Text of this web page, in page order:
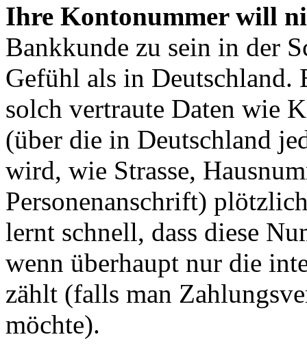
Ihre Kontonummer will
Bankkunde zu sein in der
Gefühl als in Deutschland.
solch vertraute Daten wie
(über die in Deutschland
wird, wie Strasse,
Personenanschrift)
lernt schnell, dass diese
wenn überhaupt nur die
zählt (falls man
möchte).